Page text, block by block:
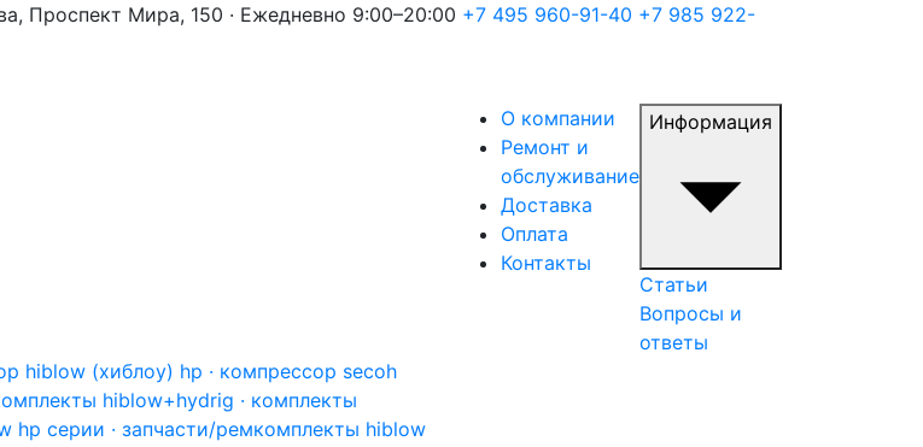
Проспект Мира, 150 · Ежедневно 9:00–20:00 +7 495 960-91-40 +7 985 922-
hiblow (хиблоу) hp · компрессор secoh
hiblow+hydrig · комплекты
hp серии · запчасти/ремкомплекты hiblow
О компании
Ремонт и
обслуживание
Доставка
Оплата
Контакты
Информация
Статьи
Вопросы и
ответы